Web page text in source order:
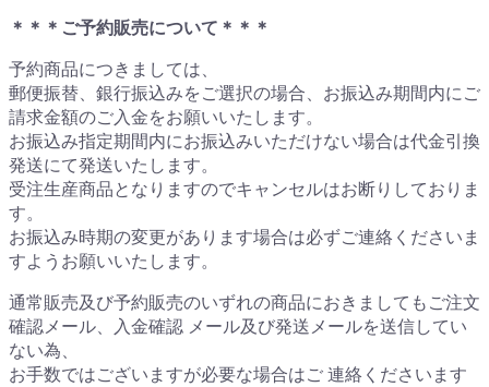
＊＊＊ご予約販売について＊＊＊
予約商品につきましては、
郵便振替、銀行振込みをご選択の場合、お振込み期間内にご
請求金額のご入金をお願いいたします。
お振込み指定期間内にお振込みいただけない場合は代金引換
発送にて発送いたします。
受注生産商品となりますのでキャンセルはお断りしておりま
す。
お振込み時期の変更があります場合は必ずご連絡くださいま
すようお願いいたします。
通常販売及び予約販売のいずれの商品におきましてもご注文
確認メール、入金確認 メール及び発送メールを送信してい
ない為、
お手数ではございますが必要な場合はご 連絡くださいます